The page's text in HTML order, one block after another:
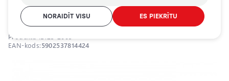
EINPARTS / 25-2005
Produkta ID:
EAN-kods:5902537814424
Iekšējais auto
apgaismojums
Apgaismojuma
aksesuāri
NORAIDĪT VISU ES PIEKRĪTU